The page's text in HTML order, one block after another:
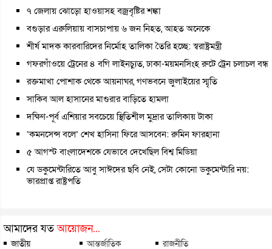
৭ জেলায় ঝোড়ো হাওয়াসহ বজ্রবৃষ্টির শঙ্কা
বগুড়ার এরুলিয়ায় বাসচাপায় ৬ জন নিহত, আহত অনেকে
শীর্ষ মাদক কারবারিদের নির্মোহ তালিকা তৈরি হচ্ছে: স্বরাষ্ট্রমন্ত্রী
গফরগাঁওয়ে ট্রেনের ৪ বগি লাইনচ্যুত, ঢাকা-ময়মনসিংহ রুটে ট্রেন চলাচল বন্ধ
রক্তমাখা পোশাক থেকে আয়নাঘর, গণভবনে জুলাইয়ের স্মৃতি
সাকিব আল হাসানের মাগুরার বাড়িতে হামলা
দক্ষিণ-পূর্ব এশিয়ার সবচেয়ে স্থিতিশীল মুদ্রার তালিকায় টাকা
‘কমনসেন্স বলে’ শেখ হাসিনা ফিরে আসবেন: রুমিন ফারহানা
৫ আগস্ট বাংলাদেশকে যেভাবে দেখেছিল বিশ্ব মিডিয়া
যে ডকুমেন্টারিতে আবু সাঈদের ছবি নেই, সেটা কোনো ডকুমেন্টারি নয়:
ভারপ্রাপ্ত রাষ্ট্রপতি
আমাদের যতআয়োজন...
জাতীয় আন্তর্জাতিক
রাজনীতি